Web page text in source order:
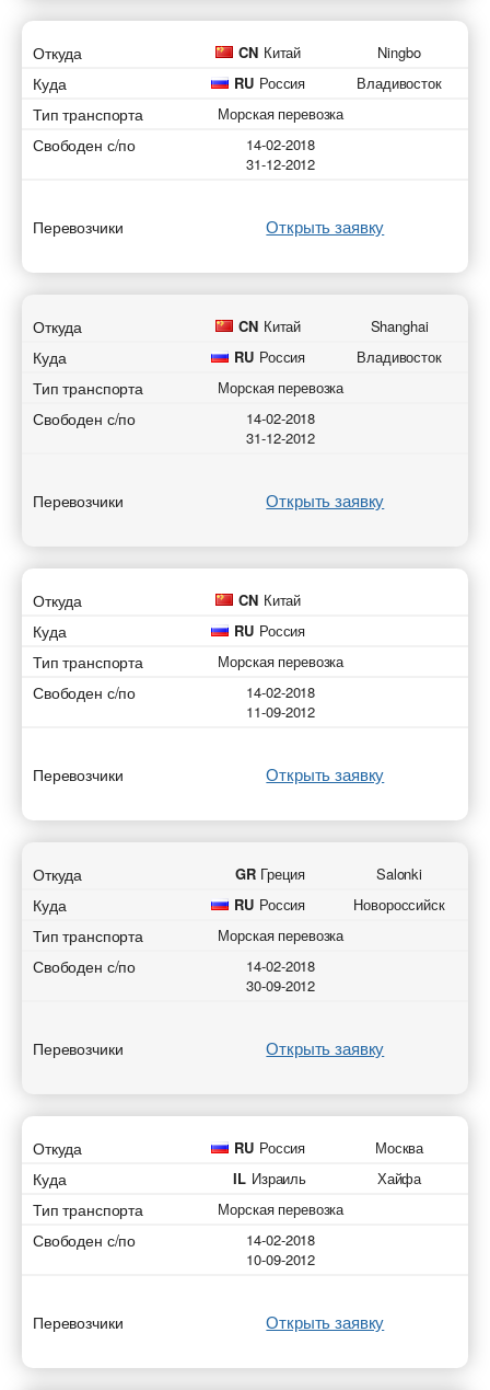
Откуда CN Китай Ningbo
Куда RU Россия Владивосток
Тип транспорта Морская перевозка
Свободен с/по
14-02-2018
31-12-2012
Перевозчики Открыть заявку
Откуда CN Китай Shanghai
Куда RU Россия Владивосток
Тип транспорта Морская перевозка
Свободен с/по
14-02-2018
31-12-2012
Перевозчики Открыть заявку
Откуда CN Китай
Куда RU Россия
Тип транспорта Морская перевозка
Свободен с/по
14-02-2018
11-09-2012
Перевозчики Открыть заявку
Откуда GR Греция Salonki
Куда RU Россия Новороссийск
Тип транспорта Морская перевозка
Свободен с/по
14-02-2018
30-09-2012
Перевозчики Открыть заявку
Откуда RU Россия Москва
Куда IL Израиль Хайфа
Тип транспорта Морская перевозка
Свободен с/по
14-02-2018
10-09-2012
Перевозчики Открыть заявку